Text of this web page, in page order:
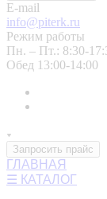
E-mail
info@piterk.ru
Режим работы
Пн. – Пт.: 8:30-
Обед 13:00-14:00
Запросить прайс
ГЛАВНАЯ
☰ КАТАЛОГ